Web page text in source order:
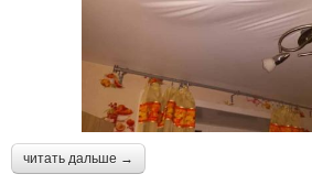
читать дальше →